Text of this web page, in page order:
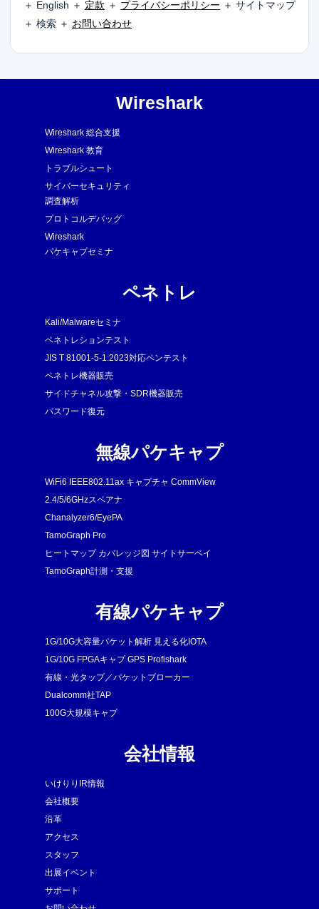
＋ English ＋ 定款 ＋ プライバシーポリシー ＋ サイトマップ
＋ 検索 ＋ お問い合わせ
Wireshark
Wireshark 総合支援
Wireshark 教育
トラブルシュート
サイバーセキュリティ
調査解析
プロトコルデバッグ
Wireshark
パケキャプセミナ
ペネトレ
Kali/Malwareセミナ
ペネトレションテスト
JIS T 81001-5-1:2023対応ペンテスト
ペネトレ機器販売
サイドチャネル攻撃・SDR機器販売
パスワード復元
無線パケキャプ
WiFi6 IEEE802.11ax キャプチャ CommView
2.4/5/6GHzスペアナ
Chanalyzer6/EyePA
TamoGraph Pro
ヒートマップ カバレッジ図 サイトサーベイ
TamoGraph計測・支援
有線パケキャプ
1G/10G大容量パケット解析 見える化IOTA
1G/10G FPGAキャプ GPS Profishark
有線・光タップ／パケットブローカー
Dualcomm社TAP
100G大規模キャプ
会社情報
いけりりIR情報
会社概要
沿革
アクセス
スタッフ
出展イベント
サポート